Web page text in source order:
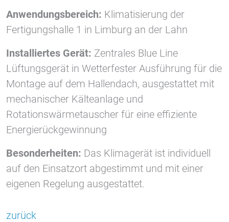
Anwendungsbereich: Klimatisierung der
Fertigungshalle 1 in Limburg an der Lahn
Installiertes Gerät: Zentrales Blue Line
Lüftungsgerät in Wetterfester Ausführung für die
Montage auf dem Hallendach, ausgestattet mit
mechanischer Kälteanlage und
Rotationswärmetauscher für eine effiziente
Energierückgewinnung
Besonderheiten: Das Klimagerät ist individuell
auf den Einsatzort abgestimmt und mit einer
eigenen Regelung ausgestattet.
zurück
YouTube
Vimeo